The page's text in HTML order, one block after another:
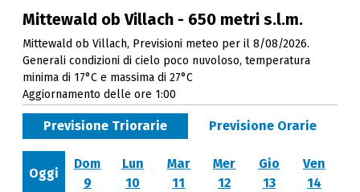
Mittewald ob Villach - 650 metri s.l.m.
Mittewald ob Villach, Previsioni meteo per il 8/08/2026.
Generali condizioni di cielo poco nuvoloso, temperatura
minima di 17°C e massima di 27°C
Aggiornamento delle ore 1:00
Previsione Triorarie Previsione Orarie
Oggi
Dom
9
Lun
10
Mar
11
Mer
12
Gio
13
Ven
14